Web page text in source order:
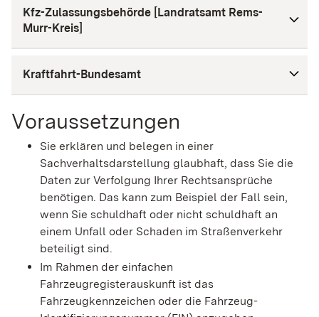
Kfz-Zulassungsbehörde [Landratsamt Rems-
Murr-Kreis]
Kraftfahrt-Bundesamt
Voraussetzungen
Sie erklären und belegen in einer
Sachverhaltsdarstellung glaubhaft, dass Sie die
Daten zur Verfolgung Ihrer Rechtsansprüche
benötigen. Das kann zum Beispiel der Fall sein,
wenn Sie schuldhaft oder nicht schuldhaft an
einem Unfall oder Schaden im Straßenverkehr
beteiligt sind.
Im Rahmen der einfachen
Fahrzeugregisterauskunft ist das
Fahrzeugkennzeichen oder die Fahrzeug-